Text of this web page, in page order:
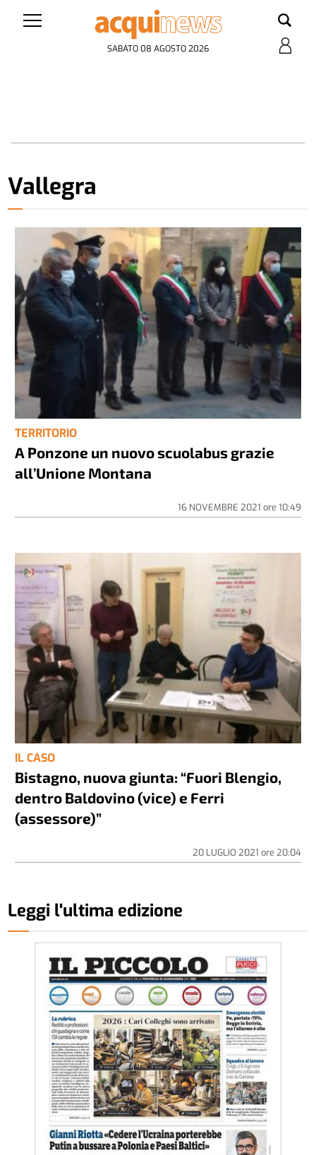
SABATO 08 AGOSTO 2026
Vallegra
TERRITORIO
A Ponzone un nuovo scuolabus grazie
all’Unione Montana
16 NOVEMBRE 2021 ore 10:49
IL CASO
Bistagno, nuova giunta: “Fuori Blengio,
dentro Baldovino (vice) e Ferri
(assessore)”
20 LUGLIO 2021 ore 20:04
Leggi l'ultima edizione